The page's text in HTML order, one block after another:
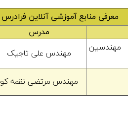
معرفی منابع آموزشی آنلاین فرادرس
مدرس
مهندسین
مهندس علی تاجیک
مهندس مرتضی نقمه کو